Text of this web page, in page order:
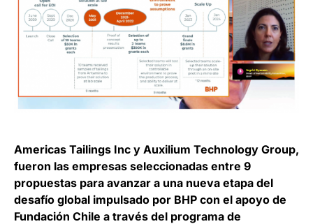
Americas Tailings Inc y Auxilium Technology Group,
fueron las empresas seleccionadas entre 9
propuestas para avanzar a una nueva etapa del
desafío global impulsado por BHP con el apoyo de
Fundación Chile a través del programa de